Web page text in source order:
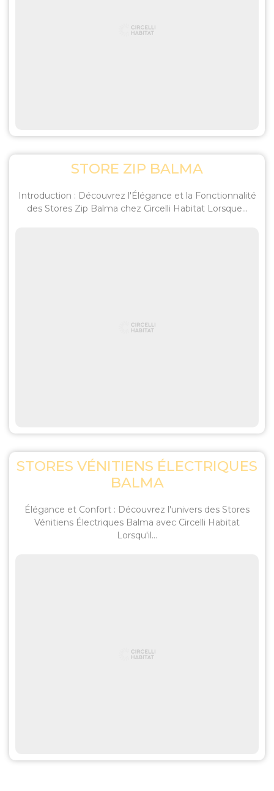
STORE ZIP BALMA
Introduction : Découvrez l'Élégance et la Fonctionnalité
des Stores Zip Balma chez Circelli Habitat Lorsque...
STORES VÉNITIENS ÉLECTRIQUES
BALMA
Élégance et Confort : Découvrez l'univers des Stores
Vénitiens Électriques Balma avec Circelli Habitat
Lorsqu'il...